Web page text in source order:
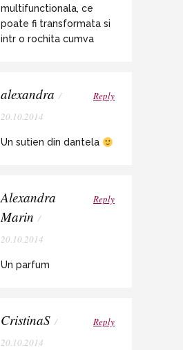
multifunctionala, ce
poate fi transformata si
intr o rochita cumva
alexandra /
20.10.2014
Reply
Un sutien din dantela
Alexandra
Marin /
20.10.2014
Reply
Un parfum
CristinaS /
20.10.2014
Reply